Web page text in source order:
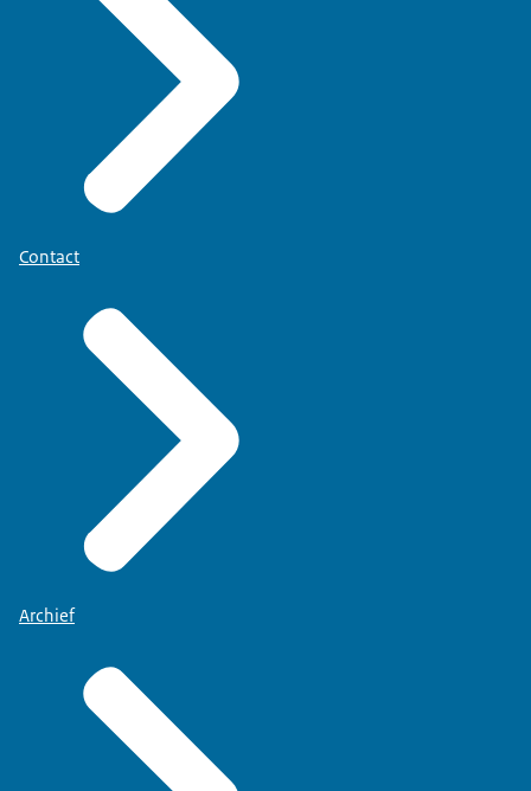
Contact
Archief